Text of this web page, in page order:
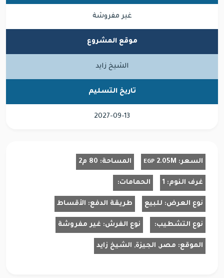
غير مفروشة
موقع المشروع
الشيخ زايد
تاريخ التسليم
2027-09-13
السعر: 2.05M
EGP المساحة: 80 م2
غرف النوم: 1 الحمامات:
نوع العرض: للبيع طريقة الدفع: الأقساط
نوع التشطيب: نوع الفرش: غير مفروشة
الموقع: مصر, الجيزة, الشيخ زايد